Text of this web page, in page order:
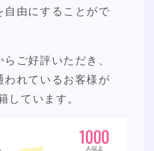
自由にすることがで
ご好評いただき、
われているお客様が
しています。